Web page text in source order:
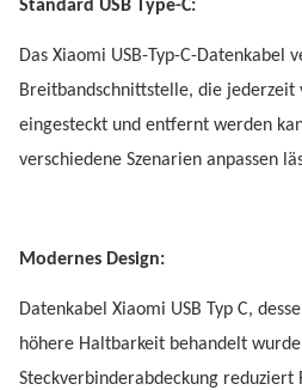
Standard USB Type-C:
Das Xiaomi USB-Typ-C-Datenkabel
Breitbandschnittstelle, die jederzeit
eingesteckt und entfernt werden
verschiedene Szenarien anpassen
Modernes Design:
Datenkabel Xiaomi USB Typ C,
höhere Haltbarkeit behandelt
Steckverbinderabdeckung reduziert